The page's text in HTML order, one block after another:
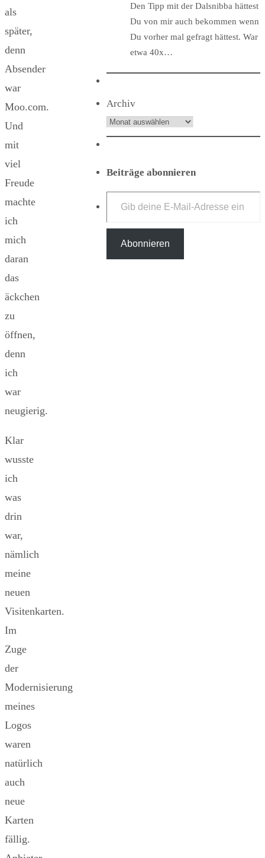
als
später,
denn
Absender
war
Moo.com.
Und
mit
viel
Freude
machte
ich
mich
daran
das
äckchen
zu
öffnen,
denn
ich
war
neugierig.
Klar
wusste
ich
was
drin
war,
nämlich
meine
neuen
Visitenkarten.
Im
Zuge
der
Modernisierung
meines
Logos
waren
natürlich
auch
neue
Karten
fällig.
Den Tipp mit der Dalsnibba hättest
Du von mir auch bekommen wenn
Du vorher mal gefragt hättest. War
etwa 40x…
Archiv
Beiträge abonnieren
Gib deine E-Mail-Adresse ein ...
Abonnieren